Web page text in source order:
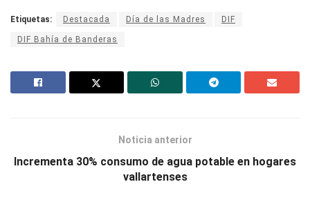
Etiquetas: Destacada Día de las Madres DIF
DIF Bahía de Banderas
Noticia anterior
Incrementa 30% consumo de agua potable en hogares
vallartenses